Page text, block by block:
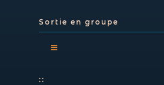
Kayak de mer dans les
Sortie en groupe
Toggle
::